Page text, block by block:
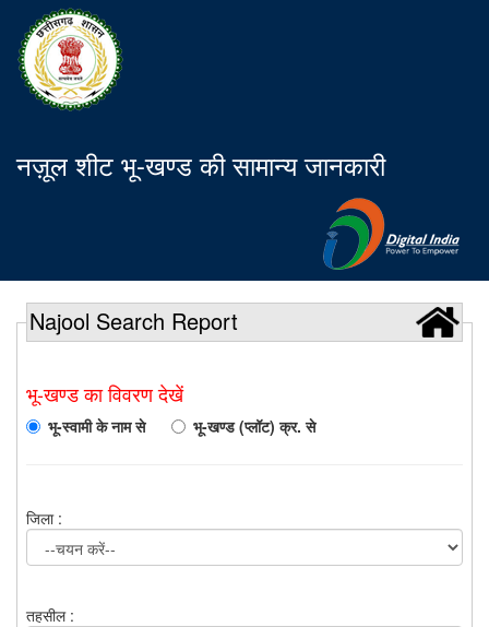
नज़ूल शीट भू-खण्ड की सामान्य जानकारी
Najool Search Report
भू-खण्ड का विवरण देखें
भू-स्वामी के नाम से भू-खण्ड (प्लॉट) क्र. से
जिला :
तहसील :